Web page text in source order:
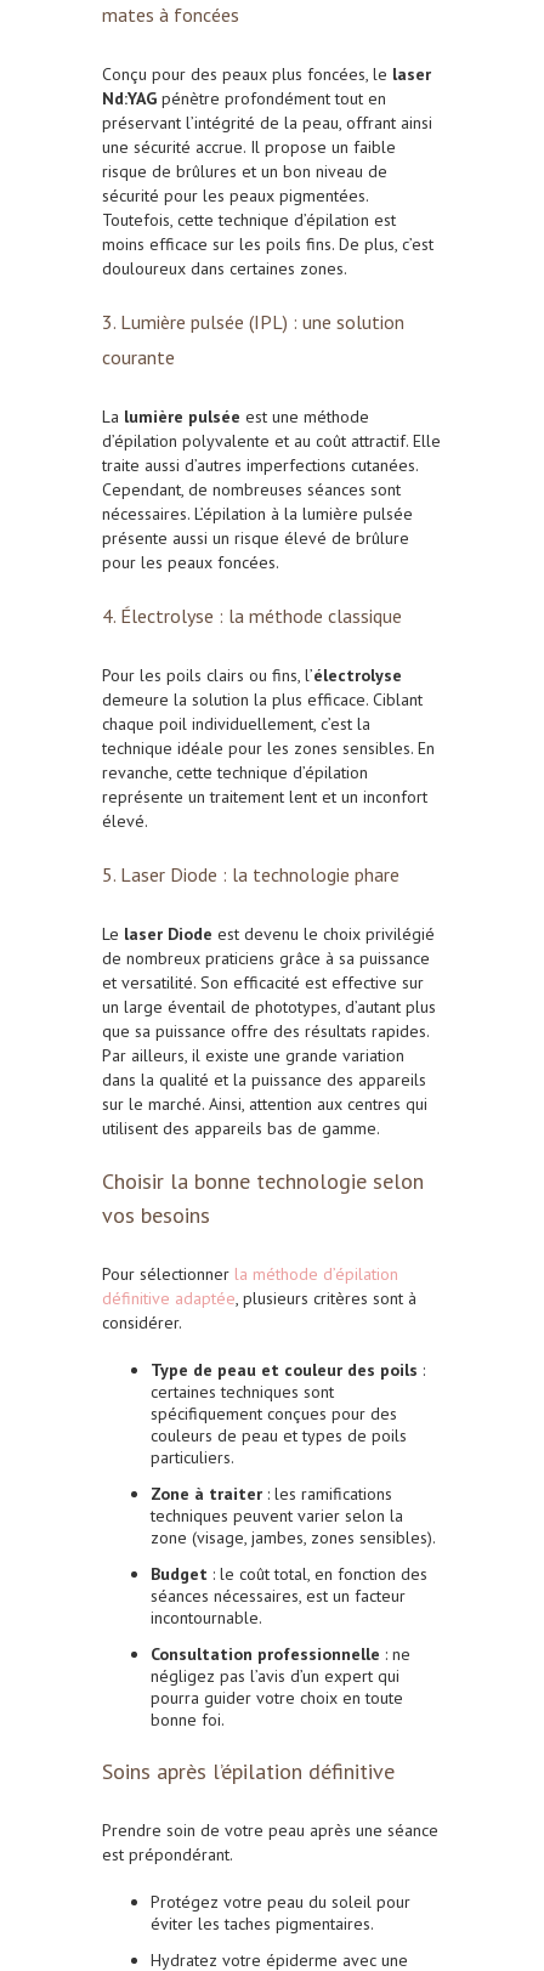
mates à foncées
Conçu pour des peaux plus foncées, le laser
Nd:YAG pénètre profondément tout en
préservant l’intégrité de la peau, offrant ainsi
une sécurité accrue. Il propose un faible
risque de brûlures et un bon niveau de
sécurité pour les peaux pigmentées.
Toutefois, cette technique d’épilation est
moins efficace sur les poils fins. De plus, c’est
douloureux dans certaines zones.
3. Lumière pulsée (IPL) : une solution
courante
La lumière pulsée est une méthode
d’épilation polyvalente et au coût attractif. Elle
traite aussi d’autres imperfections cutanées.
Cependant, de nombreuses séances sont
nécessaires. L’épilation à la lumière pulsée
présente aussi un risque élevé de brûlure
pour les peaux foncées.
4. Électrolyse : la méthode classique
Pour les poils clairs ou fins, l’électrolyse
demeure la solution la plus efficace. Ciblant
chaque poil individuellement, c’est la
technique idéale pour les zones sensibles. En
revanche, cette technique d’épilation
représente un traitement lent et un inconfort
élevé.
5. Laser Diode : la technologie phare
Le laser Diode est devenu le choix privilégié
de nombreux praticiens grâce à sa puissance
et versatilité. Son efficacité est effective sur
un large éventail de phototypes, d’autant plus
que sa puissance offre des résultats rapides.
Par ailleurs, il existe une grande variation
dans la qualité et la puissance des appareils
sur le marché. Ainsi, attention aux centres qui
utilisent des appareils bas de gamme.
Choisir la bonne technologie selon
vos besoins
Pour sélectionner la méthode d’épilation
définitive adaptée, plusieurs critères sont à
considérer.
Type de peau et couleur des poils :
certaines techniques sont
spécifiquement conçues pour des
couleurs de peau et types de poils
particuliers.
Zone à traiter : les ramifications
techniques peuvent varier selon la
zone (visage, jambes, zones sensibles).
Budget : le coût total, en fonction des
séances nécessaires, est un facteur
incontournable.
Consultation professionnelle : ne
négligez pas l’avis d’un expert qui
pourra guider votre choix en toute
bonne foi.
Soins après l’épilation définitive
Prendre soin de votre peau après une séance
est prépondérant.
Protégez votre peau du soleil pour
éviter les taches pigmentaires.
Hydratez votre épiderme avec une